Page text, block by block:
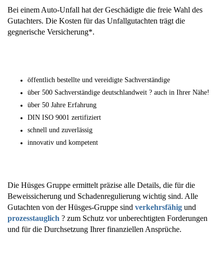
Bei einem Auto-Unfall hat der Geschädigte die freie Wahl des
Gutachters. Die Kosten für das Unfallgutachten trägt die
gegnerische Versicherung*.
öffentlich bestellte und vereidigte Sachverständige
über 500 Sachverständige deutschlandweit ? auch in Ihrer Nähe!
über 50 Jahre Erfahrung
DIN ISO 9001 zertifiziert
schnell und zuverlässig
innovativ und kompetent
Die Hüsges Gruppe ermittelt präzise alle Details, die für die
Beweissicherung und Schadenregulierung wichtig sind. Alle
Gutachten von der Hüsges-Gruppe sind verkehrsfähig und
prozesstauglich ? zum Schutz vor unberechtigten Forderungen
und für die Durchsetzung Ihrer finanziellen Ansprüche.